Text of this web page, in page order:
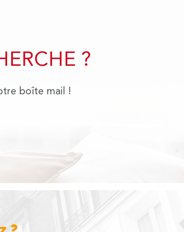
?
boîte mail !